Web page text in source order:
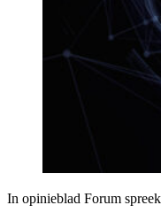
In opinieblad Forum